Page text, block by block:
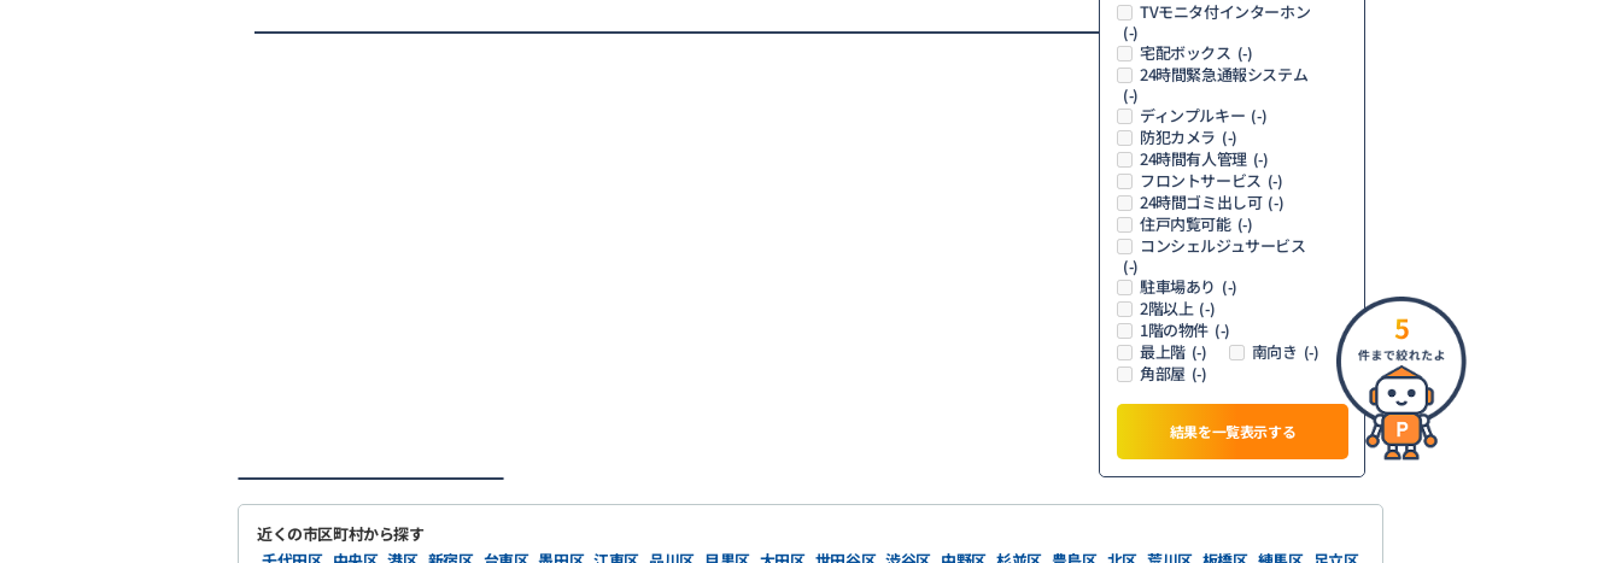
TVモニタ付インターホン
(-)
宅配ボックス (-)
24時間緊急通報システム
(-)
ディンプルキー (-)
防犯カメラ (-)
24時間有人管理 (-)
フロントサービス (-)
24時間ゴミ出し可 (-)
住戸内覧可能 (-)
コンシェルジュサービス
(-)
駐車場あり (-)
2階以上 (-)
1階の物件 (-)
最上階 (-) 南向き (-)
角部屋 (-)
結果を一覧表示する
5
近くの市区町村から探す